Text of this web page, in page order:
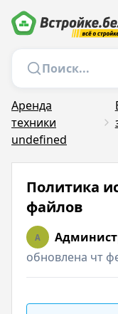
Аренда
техники
undefined
Политика
файлов
A
обновлена чт